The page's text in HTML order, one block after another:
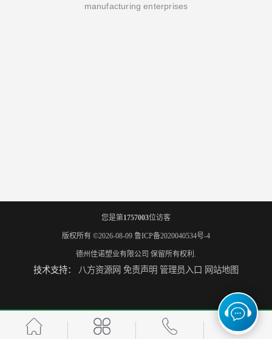
manufacturing enterprises
您是第1757003位访客
版权所有 ©2026-08-09 鲁ICP备2020040534号-4
德州佳诺塑业有限公司 保留所有权利.
技术支持： 八方资源网 免责声明 管理员入口 网站地图